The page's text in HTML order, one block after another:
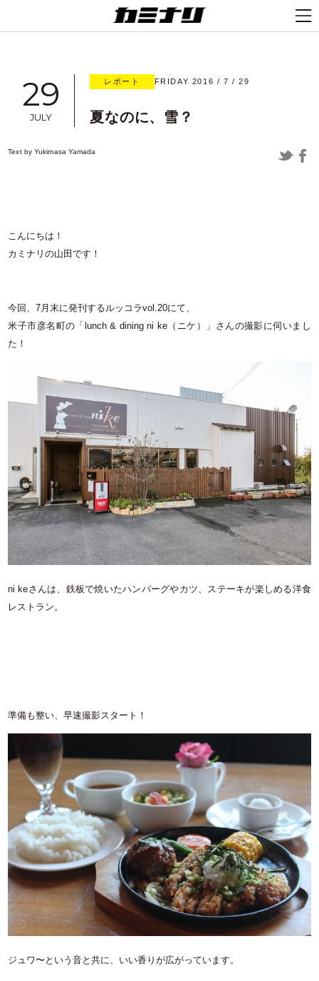
29
JULY
レポート FRIDAY 2016 / 7 / 29
夏なのに、雪？
Text byYukimasa Yamada
こんにちは！
カミナリの山田です！
今回、7月末に発刊するルッコラvol.20にて、
米子市彦名町の「lunch & dining ni ke（ニケ）」さんの撮影に伺いまし
た！
ni keさんは、鉄板で焼いたハンバーグやカツ、ステーキが楽しめる洋食
レストラン。
準備も整い、早速撮影スタート！
ジュワ〜という音と共に、いい香りが広がっています。